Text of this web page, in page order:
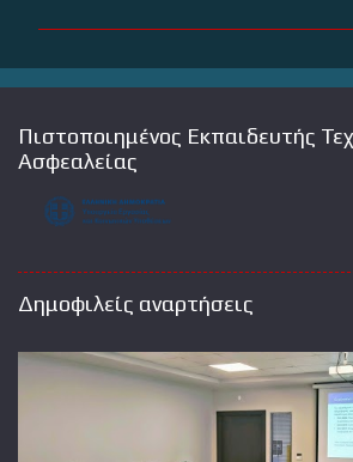
ι
Πιστοποιημένος Εκπαιδευτής
Ασφεαλείας
Δημοφιλείς αναρτήσεις